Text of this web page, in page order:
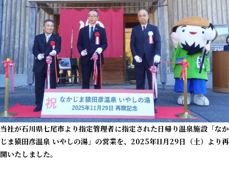
当社が石川県七尾市より指定管理者に指定された日帰り温泉施設「なか
じま猿田彦温泉 いやしの湯」の営業を、2025年11月29日（土）より再
開いたしました。